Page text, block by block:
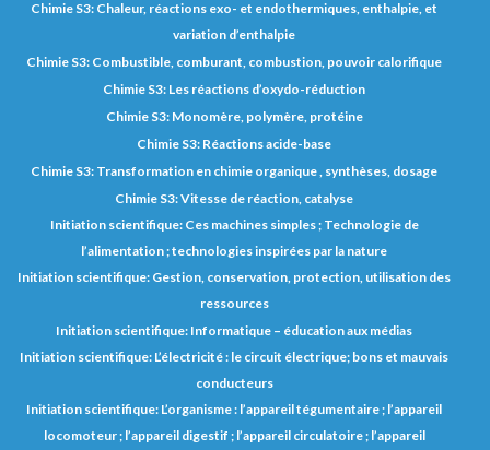
Chimie S3: Chaleur, réactions exo- et endothermiques, enthalpie, et
variation d’enthalpie
Chimie S3: Combustible, comburant, combustion, pouvoir calorifique
Chimie S3: Les réactions d’oxydo-réduction
Chimie S3: Monomère, polymère, protéine
Chimie S3: Réactions acide-base
Chimie S3: Transformation en chimie organique , synthèses, dosage
Chimie S3: Vitesse de réaction, catalyse
Initiation scientifique: Ces machines simples ; Technologie de
l’alimentation ; technologies inspirées par la nature
Initiation scientifique: Gestion, conservation, protection, utilisation des
ressources
Initiation scientifique: Informatique – éducation aux médias
Initiation scientifique: L’électricité : le circuit électrique; bons et mauvais
conducteurs
Initiation scientifique: L’organisme : l’appareil tégumentaire ; l’appareil
locomoteur ; l’appareil digestif ; l’appareil circulatoire ; l’appareil